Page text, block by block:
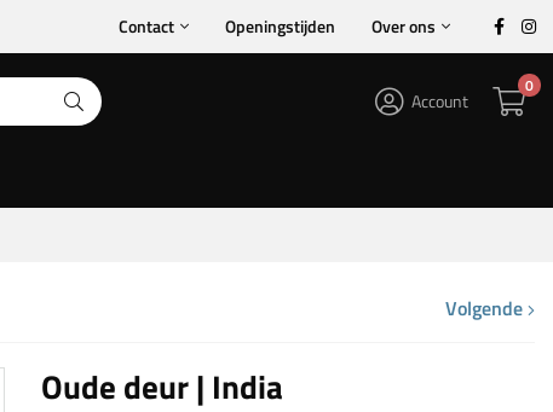
Contact Openingstijden Over ons
0
Account
Volgende
Oude deur | India